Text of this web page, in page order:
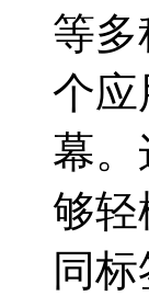
等
个应
幕
够轻
同